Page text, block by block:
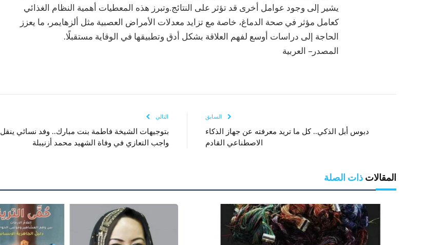
يشير إلى وجود عوامل أخرى قد تؤثر على النتائج.وتبرز هذه المعطيات أهمية النظام الغذائي
كعامل مؤثر في صحة الدماغ، خاصة مع تزايد معدلات الأمراض العصبية مثل ألزهايمر، ما يعزز
الحاجة إلى دراسات أوسع لفهم العلاقة بشكل أدق وتطبيقها في الوقاية مستقبلًا.
المصدر – العربية
السابق
دبوس أبل الذكي.. كل ما تريد معرفته عن جهاز الذكاء
الاصطناعي القادم
التالي
بتوجيهات الشيخة فاطمة بنت مبارك.. وفد نسائي ينقل
واجب التعازي في وفاة الشهيد محمد أزنيبلة
المقالات ذات الصلة